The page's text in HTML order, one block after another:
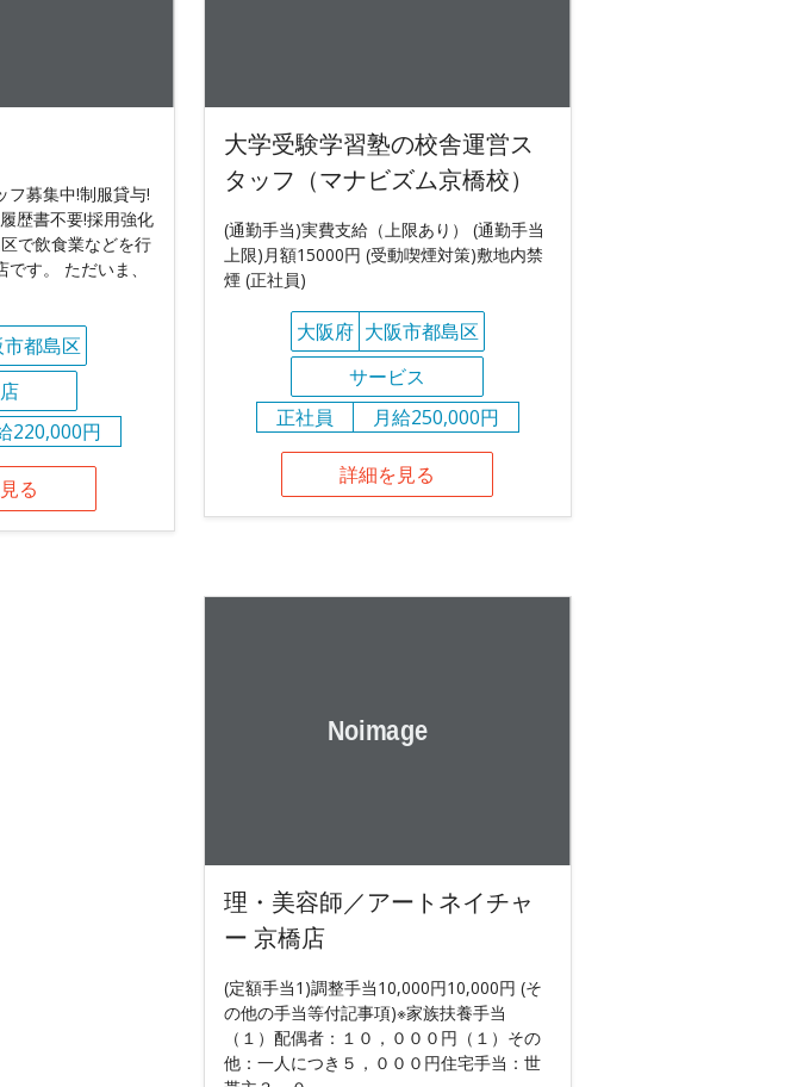
募集中!制服貸与!
歴書不要!採用強化
で飲食業などを行
す。 ただいま、
市都島区
220,000円
る
大学受験学習塾の校舎運営ス
タッフ（マナビズム京橋校）
(通勤手当)実費支給（上限あり） (通勤手当
上限)月額15000円 (受動喫煙対策)敷地内禁
煙 (正社員)
大阪府 大阪市都島区
サービス
正社員
月給250,000円
詳細を見る
理・美容師／アートネイチャ
ー 京橋店
(定額手当1)調整手当10,000円10,000円 (そ
の他の手当等付記事項)※家族扶養手当
（１）配偶者：１０，０００円（１）その
他：一人につき５，０００円住宅手当：世